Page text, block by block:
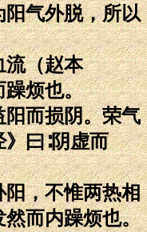
气外脱，所以
流（赵本
躁烦也。
而损阴。荣气
曰∶阴虚而
，不惟两热相
而内躁烦也。